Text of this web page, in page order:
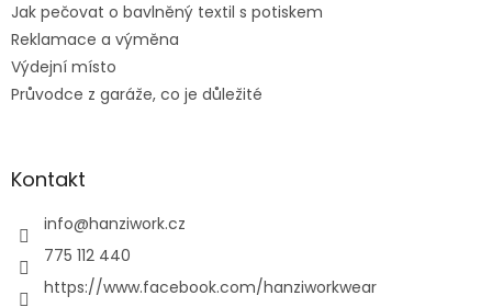
Jak pečovat o bavlněný textil s potiskem
Reklamace a výměna
Výdejní místo
Průvodce z garáže, co je důležité
Kontakt
info@hanziwork.cz
775 112 440
https://www.facebook.com/hanziworkwear